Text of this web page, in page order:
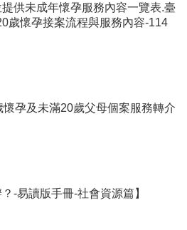
供未成年懷孕服務內容一覽表.臺
歲懷孕接案流程與服務內容-114
孕及未滿20歲父母個案服務轉介
-易讀版手冊-社會資源篇】